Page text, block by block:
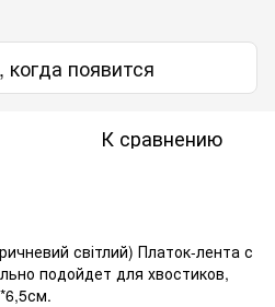
появится
К сравнению
світлий) Платок-лента с
подойдет для хвостиков,